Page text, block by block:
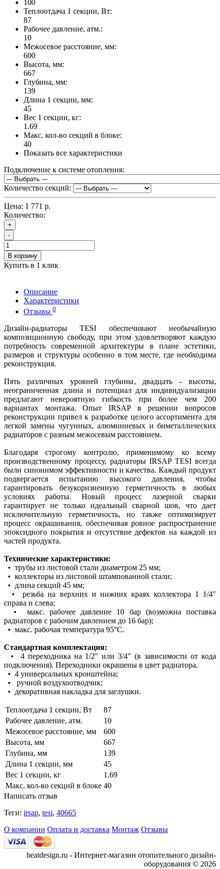
100
Теплоотдача 1 секции, Вт:
87
Рабочее давление, атм.:
10
Межосевое расстояние, мм:
600
Высота, мм:
667
Глубина, мм:
139
Длина 1 секции, мм:
45
Вес 1 секции, кг:
1.69
Макс. кол-во секций в блоке:
40
Показать все характеристики
Подключение к системе отопления:
Количество секций:
Цена: 1 771 р.
Количество:
+
-
В корзину
Купить в 1 клик
Описание
Характеристики
Отзывы 0
Дизайн-радиаторы TESI обеспечивают необычайную
композиционную свободу, при этом удовлетворяют каждую
потребность современной архитектуры в плане эстетики,
размеров и структуры особенно в том месте, где необходима
реконструкция.
Пять различных уровней глубины, двадцать - высоты,
неограниченная длина и потенциал для индивидуализации
предлагают невероятную гибкость при более чем 200
вариантах монтажа. Опыт IRSAP в решении вопросов
реконструкции привел к разработке целого ассортимента для
легкой замены чугунных, алюминиевых и биметаллических
радиаторов с разным межосевым расстоянием.
Благодаря строгому контролю, применимому ко всему
производственному процессу, радиаторы IRSAP TESI всегда
были синонимом эффективности и качества. Каждый продукт
подвергается испытанию высокого давления, чтобы
гарантировать безукоризненную герметичность в любых
условиях работы. Новый процесс лазерной сварки
гарантирует не только идеальный сварной шов, что дает
исключительную герметичность, но также оптимизмрует
процесс окрашивания, обеспечивая ровное распространение
эпоксидного покрытия и отсутствие дефектов на каждой из
частей продукта.
Технические характеристики:
• трубы из листовой стали диаметром 25 мм;
• коллекторы из листовой штампованной стали;
• длина секций 45 мм;
• резьба на верхних и нижних краях коллектора 1 1/4"
справа и слева;
• макс. рабочее давление 10 бар (возможна поставка
радиаторов с рабочим давлением до 16 бар);
• макс. рабочая температура 95°C.
Стандартная комплектация:
• 4 переходника на 1/2" или 3/4" (в зависимости от кода
подключения). Переходники окрашены в цвет радиатора.
• 4 универсальных кронштейна;
• ручной воздухоотводчик;
• декоративная накладка для заглушки.
Теплоотдача 1 секции, Вт
87
Рабочее давление, атм.
10
Межосевое расстояние, мм
600
Высота, мм
667
Глубина, мм
139
Длина 1 секции, мм
45
Вес 1 секции, кг
1.69
Макс. кол-во секций в блоке 40
Написать отзыв
Теги: irsap, tesi, 40665
О компании Оплата и доставка Монтаж Отзывы
heatdesign.ru - Интернет-магазин отопительного дизайн-
оборудования © 2026